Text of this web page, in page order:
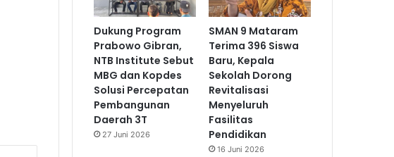
Dukung Program
Prabowo Gibran,
NTB Institute Sebut
MBG dan Kopdes
Solusi Percepatan
Pembangunan
Daerah 3T
27 Juni 2026
SMAN 9 Mataram
Terima 396 Siswa
Baru, Kepala
Sekolah Dorong
Revitalisasi
Menyeluruh
Fasilitas
Pendidikan
16 Juni 2026